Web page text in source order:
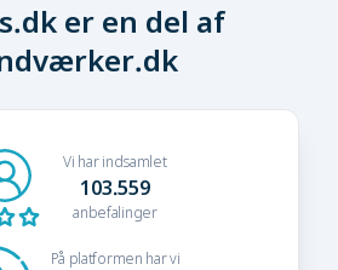
er en del af
Vi har indsamlet
103.559
anbefalinger
På platformen har vi